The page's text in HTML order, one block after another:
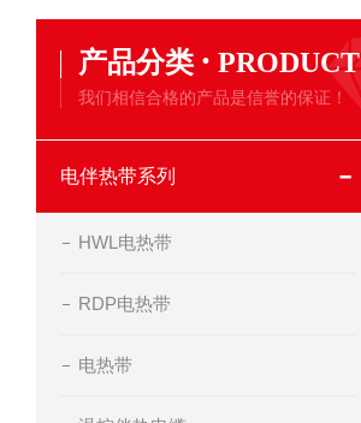
产品分类 · PRODUCT
我们相信合格的产品是信誉的保证！
电伴热带系列
HWL电热带
RDP电热带
电热带